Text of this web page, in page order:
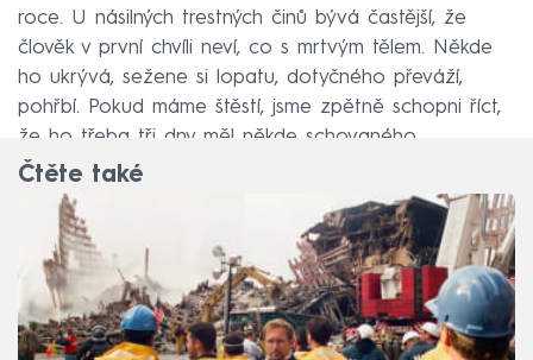
roce. U násilných trestných činů bývá častější, že
člověk v první chvíli neví, co s mrtvým tělem. Někde
ho ukrývá, sežene si lopatu, dotyčného převáží,
pohřbí. Pokud máme štěstí, jsme zpětně schopni říct,
že ho třeba tři dny měl někde schovaného.
Čtěte také